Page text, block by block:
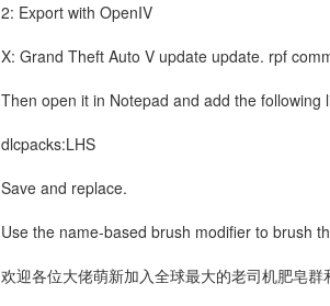
2: Export with OpenIV
X: Grand Theft Auto V update update. rpf
Then open it in Notepad and add the following
dlcpacks:LHS
Save and replace.
Use the name-based brush modifier to brush
欢迎各位大佬萌新加入全球最大的老司机肥皂